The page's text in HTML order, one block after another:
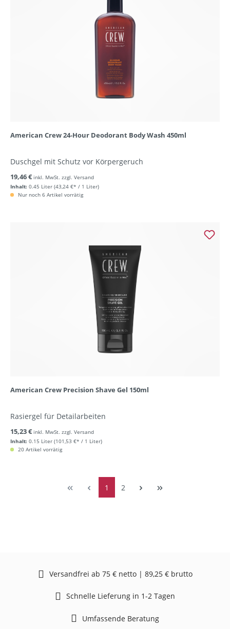
American Crew 24-Hour Deodorant Body Wash 450ml
Duschgel mit Schutz vor Körpergeruch
Inhalt: 0.45 Liter (43,24 €* / 1 Liter)
19,46 € inkl. MwSt. zzgl. Versand
Nur noch 6 Artikel vorrätig
American Crew Precision Shave Gel 150ml
Rasiergel für Detailarbeiten
Inhalt: 0.15 Liter (101,53 €* / 1 Liter)
15,23 € inkl. MwSt. zzgl. Versand
20 Artikel vorrätig
1 2
Versandfrei ab 75 € netto | 89,25 € brutto
Schnelle Lieferung in 1-2 Tagen
Umfassende Beratung